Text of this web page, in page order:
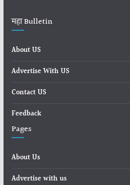
महा Bulletin
About US
Advertise With US
Contact US
Feedback
Pages
About Us
Advertise with us